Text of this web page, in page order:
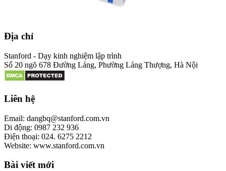
Địa chỉ
Stanford - Dạy kinh nghiệm lập trình
Số 20 ngõ 678 Đường Láng, Phường Láng Thượng, Hà Nội
Liên hệ
Email: dangbq@stanford.com.vn
Di động: 0987 232 936
Điện thoại: 024. 6275 2212
Website: www.stanford.com.vn
Bài viết mới